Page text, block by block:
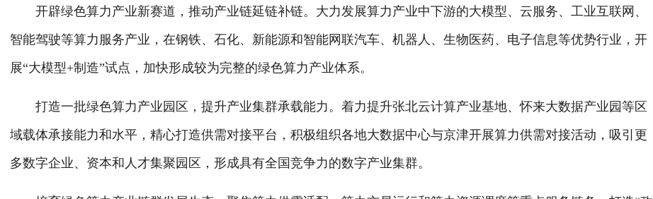
开辟绿色算力产业新赛道，推动产业链延链补链。大力发展算力产业中下游的大模型、云服务、工业互联网、
智能驾驶等算力服务产业，在钢铁、石化、新能源和智能网联汽车、机器人、生物医药、电子信息等优势行业，开
展“大模型+制造”试点，加快形成较为完整的绿色算力产业体系。
打造一批绿色算力产业园区，提升产业集群承载能力。着力提升张北云计算产业基地、怀来大数据产业园等区
域载体承接能力和水平，精心打造供需对接平台，积极组织各地大数据中心与京津开展算力供需对接活动，吸引更
多数字企业、资本和人才集聚园区，形成具有全国竞争力的数字产业集群。